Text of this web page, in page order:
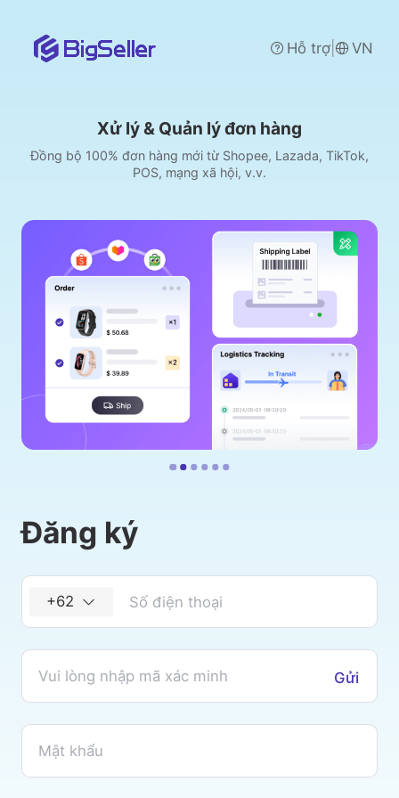
Hỗ trợ VN
Xử lý & Quản lý đơn hàng
Đồng bộ 100% đơn hàng mới từ Shopee, Lazada, TikTok,
POS, mạng xã hội, v.v.
Đăng ký
+62
Gửi